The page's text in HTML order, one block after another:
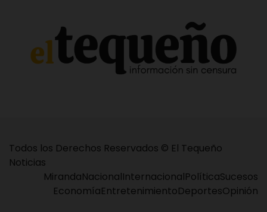
Todos los Derechos Reservados © El Tequeño
Noticias
MirandaNacionalInternacionalPolíticaSucesos
EconomíaEntretenimientoDeportesOpinión